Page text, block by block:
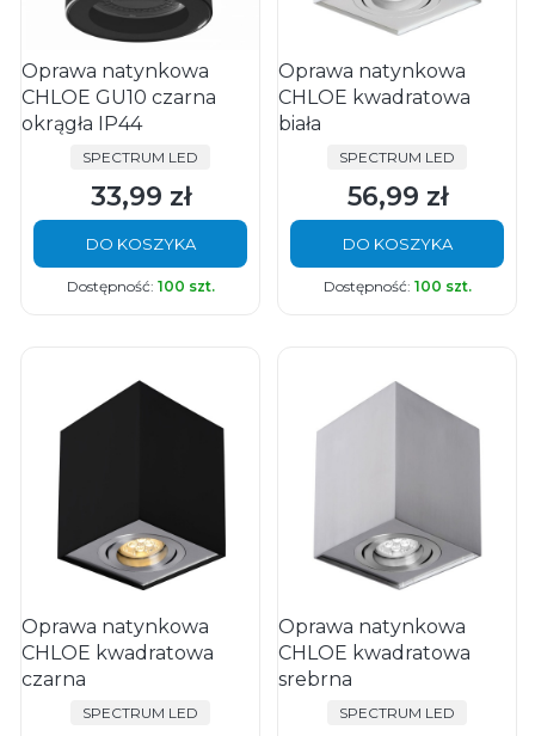
Oprawa natynkowa
CHLOE GU10 czarna
okrągła IP44
PRODUCENT
SPECTRUM LED
Cena
33,99 zł
DO KOSZYKA
Dostępność: 100 szt.
Oprawa natynkowa
CHLOE kwadratowa
biała
PRODUCENT
SPECTRUM LED
Cena
56,99 zł
DO KOSZYKA
Dostępność: 100 szt.
Oprawa natynkowa
CHLOE kwadratowa
czarna
PRODUCENT
SPECTRUM LED
Oprawa natynkowa
CHLOE kwadratowa
srebrna
PRODUCENT
SPECTRUM LED